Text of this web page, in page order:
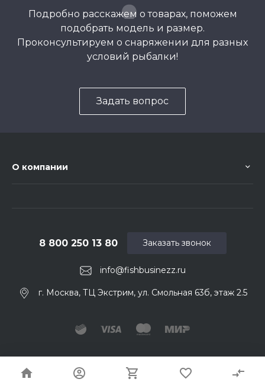
Подробно расскажем о товарах, поможем
подобрать модель и размер.
Проконсультируем о снаряжении для разных
условий рыбалки!
Задать вопрос
О компании
info@fishbusinezz.ru
8 800 250 13 80
г. Москва, ТЦ Экстрим, ул. Смольная 63б, этаж 2.5
Заказать звонок
© 2026 Fishbusinezz. Ваш нахлыстовый магазин